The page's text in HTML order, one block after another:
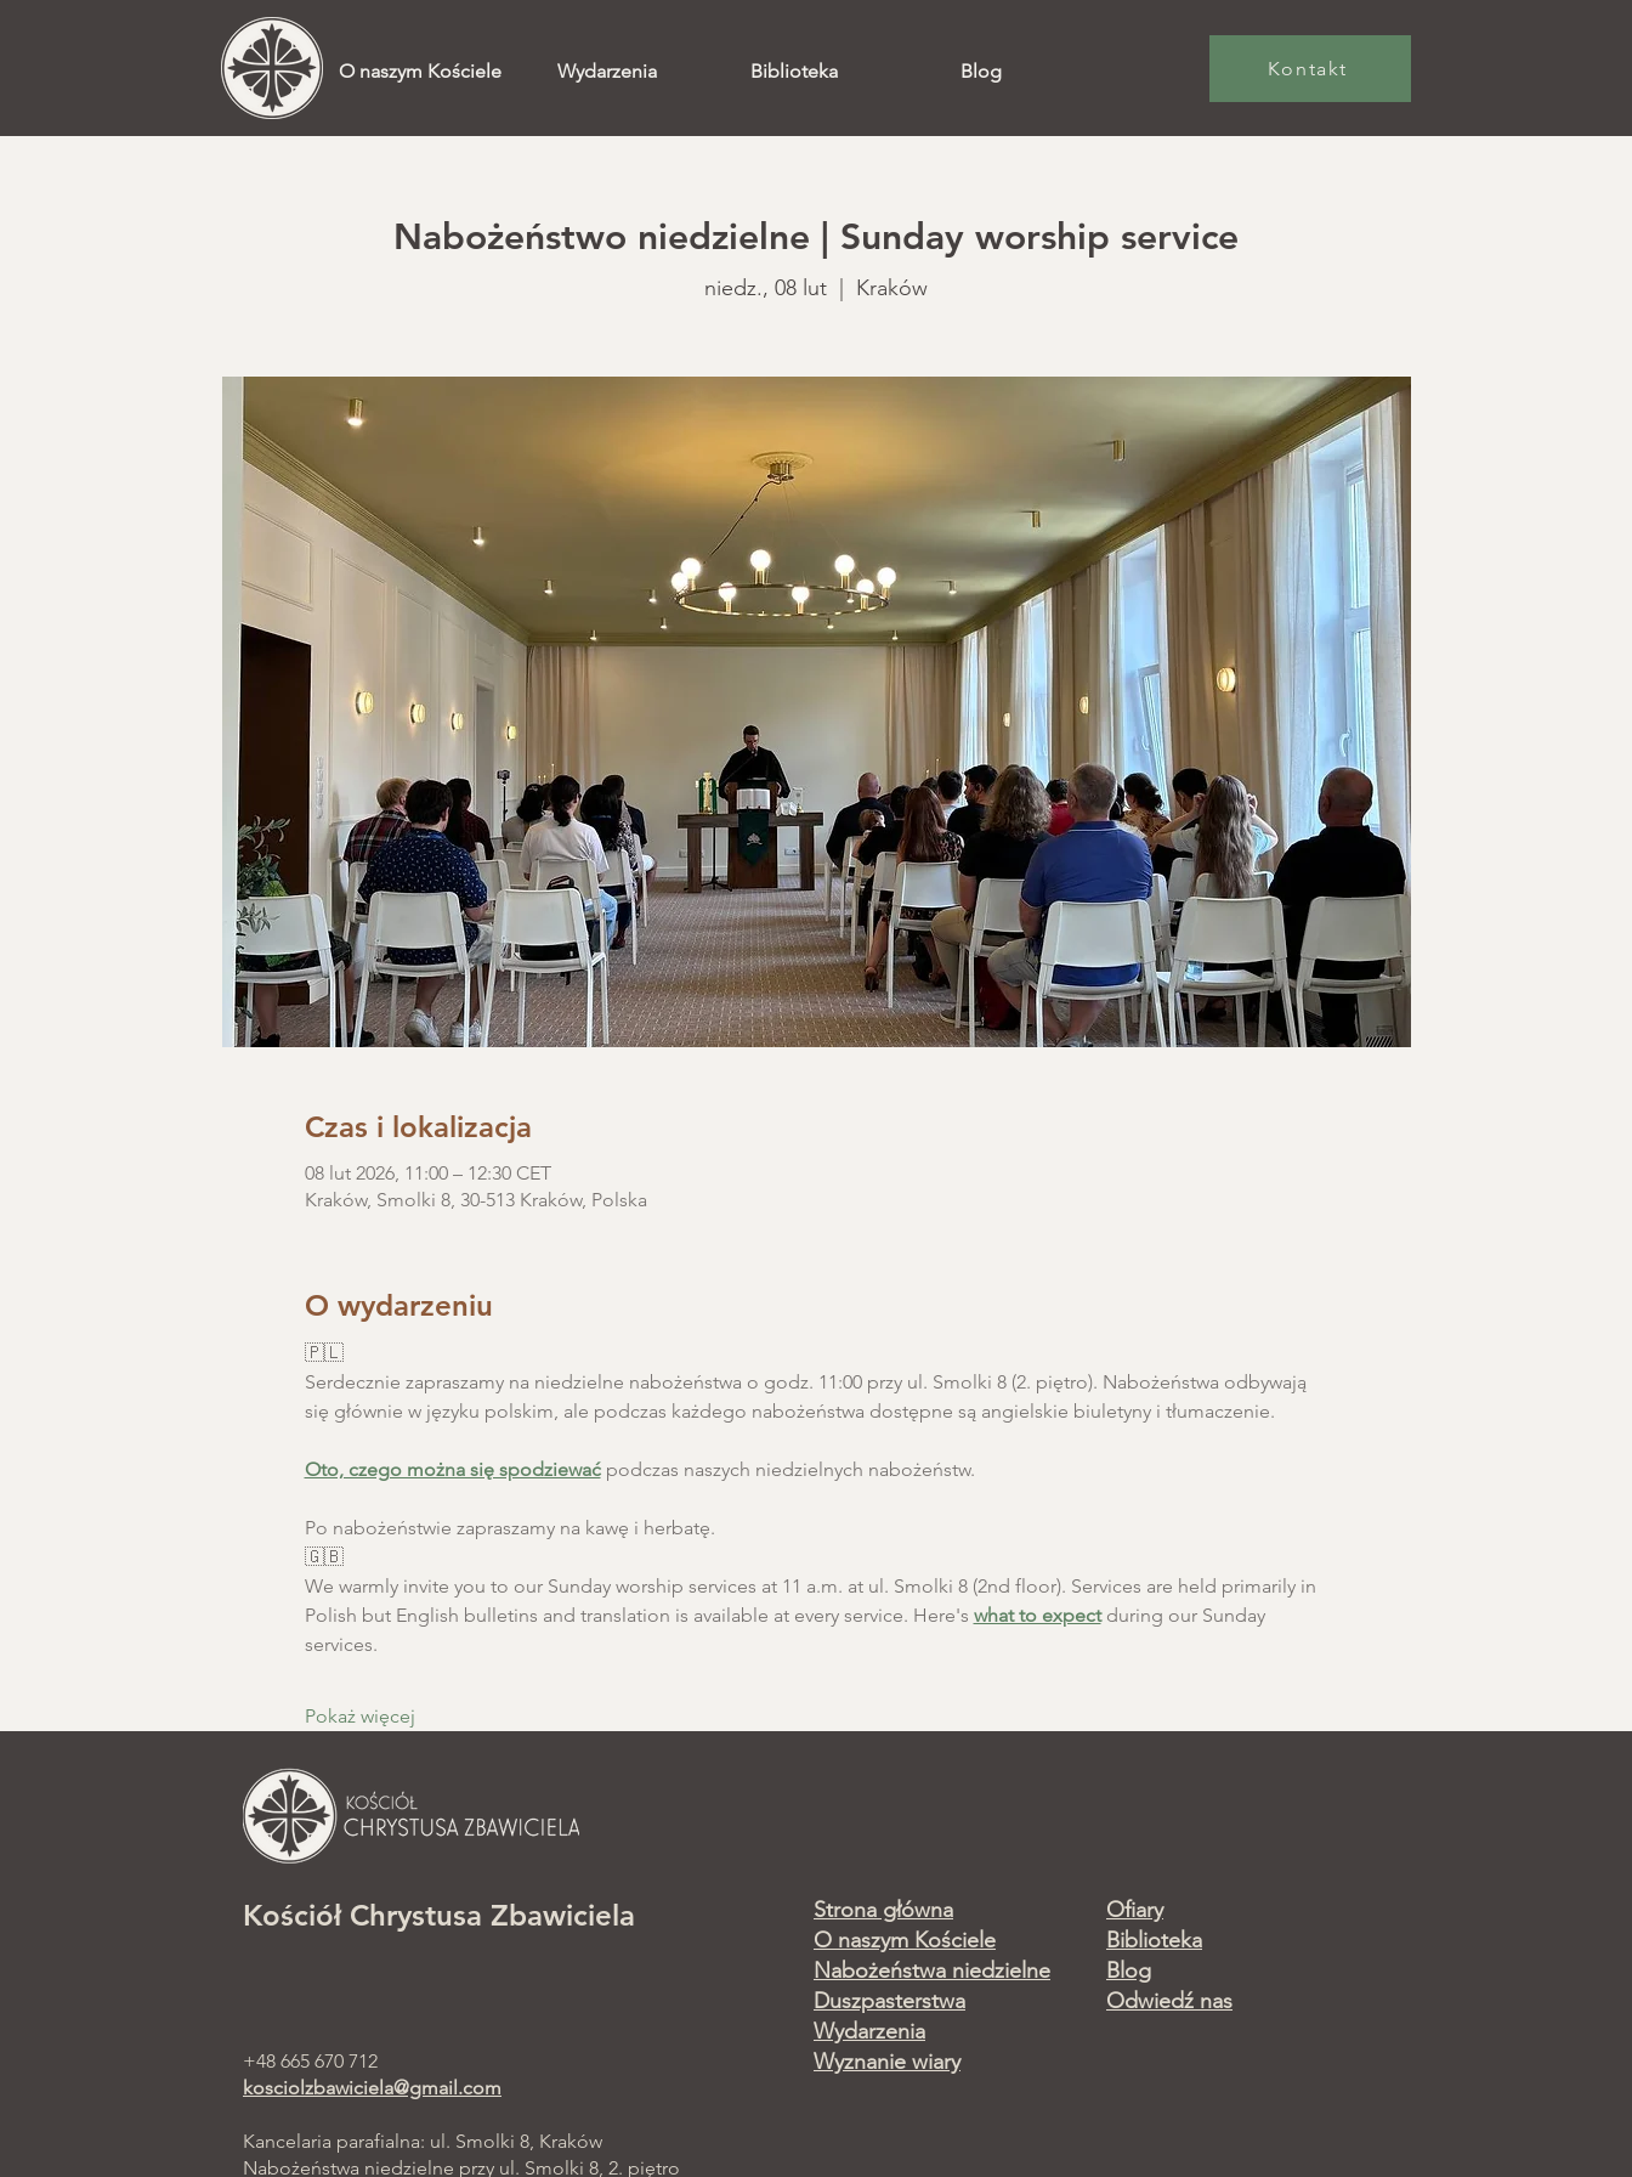
O naszym Kościele Wydarzenia Biblioteka Blog Kontakt
Nabożeństwo niedzielne | Sunday worship service
niedz., 08 lut Kraków
Czas i lokalizacja
08 lut 2026, 11:00 – 12:30 CET
Kraków, Smolki 8, 30-513 Kraków, Polska
O wydarzeniu
🇵🇱
Serdecznie zapraszamy na niedzielne nabożeństwa o godz. 11:00 przy ul. Smolki 8 (2. piętro). Nabożeństwa odbywają
się głównie w języku polskim, ale podczas każdego nabożeństwa dostępne są angielskie biuletyny i tłumaczenie.
Oto, czego można się spodziewać podczas naszych niedzielnych nabożeństw.
Po nabożeństwie zapraszamy na kawę i herbatę.
🇬🇧
We warmly invite you to our Sunday worship services at 11 a.m. at ul. Smolki 8 (2nd floor). Services are held primarily in
Polish but English bulletins and translation is available at every service. Here's what to expect during our Sunday
services.
Pokaż więcej
Kościół Chrystusa Zbawiciela
+48 665 670 712
kosciolzbawiciela@gmail.com
Kancelaria parafialna: ul. Smolki 8, Kraków
Nabożeństwa niedzielne przy ul. Smolki 8, 2. piętro
Strona główna
O naszym Kościele
Nabożeństwa niedzielne
Duszpasterstwa
Wydarzenia
Wyznanie wiary
Ofiary
Biblioteka
Blog
Odwiedź nas